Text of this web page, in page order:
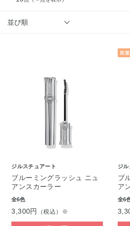
並び順
ジルスチュアート
ブルーミングラッシュ ニュ
アンスカーラー
全6色
3,300円 （税込）※
ジル
ブ
ア
全6